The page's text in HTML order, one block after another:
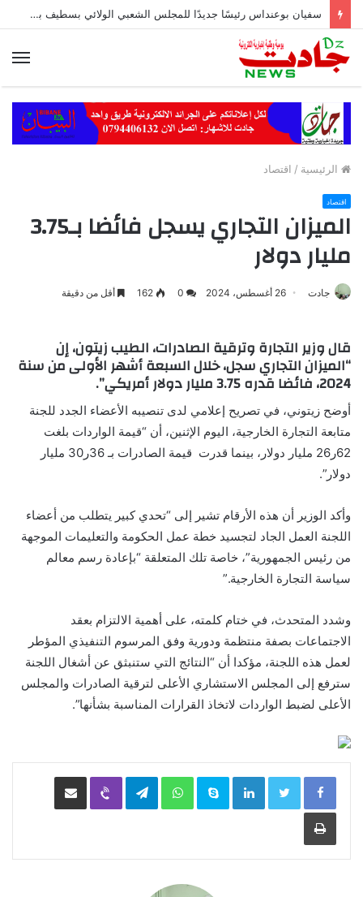
سفيان بوعنداس رئيسًا جديدًا للمجلس الشعبي الولائي بسطيف بالأغلبية
الرئيسية / اقتصاد
اقتصاد
الميزان التجاري يسجل فائضا بـ3.75
مليار دولار
جادت 26 أغسطس، 2024 0
162 أقل من دقيقة
قال وزير التجارة وترقية الصادرات، الطيب زيتون، إن
“الميزان التجاري سجل، خلال السبعة أشهر الأولى من سنة
2024، فائضا قدره 3.75 مليار دولار أمريكي”.
أوضح زيتوني، في تصريح إعلامي لدى تنصيبه الأعضاء الجدد للجنة
متابعة التجارة الخارجية، اليوم الإثنين، أن “قيمة الواردات بلغت
62ر26 مليار دولار، بينما قدرت قيمة الصادرات بـ 36ر30 مليار
دولار”.
وأكد الوزير أن هذه الأرقام تشير إلى “تحدي كبير يتطلب من أعضاء
اللجنة العمل الجاد لتجسيد خطة عمل الحكومة والتعليمات الموجهة
من رئيس الجمهورية”، خاصة تلك المتعلقة “بإعادة رسم معالم
سياسة التجارة الخارجية.”
وشدد المتحدث، في ختام كلمته، على أهمية الالتزام بعقد
الاجتماعات بصفة منتظمة ودورية وفق المرسوم التنفيذي المؤطر
لعمل هذه اللجنة، مؤكدا أن “النتائج التي ستنبثق عن أشغال اللجنة
سترفع إلى المجلس الاستشاري الأعلى لترقية الصادرات والمجلس
الأعلى لضبط الواردات لاتخاذ القرارات المناسبة بشأنها”.
LinkedIn
Skype
WhatsApp
Telegram
Viber مشاركة عبر البريد
طباعة